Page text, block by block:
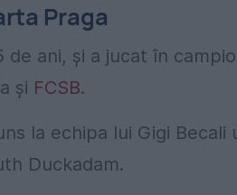
Praga
de ani, și a jucat în
și FCSB.
la echipa lui Gigi
Duckadam.